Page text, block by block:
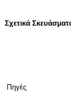
Σχετικά
Πηγές